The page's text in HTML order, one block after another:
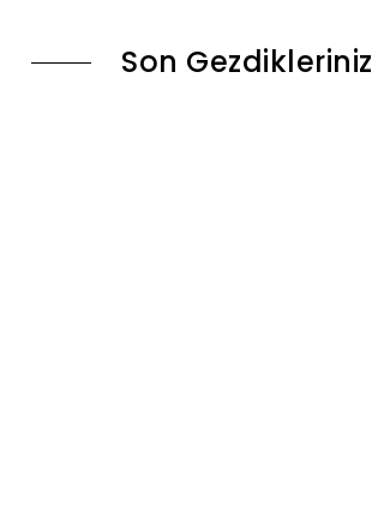
Son Gezdikleriniz